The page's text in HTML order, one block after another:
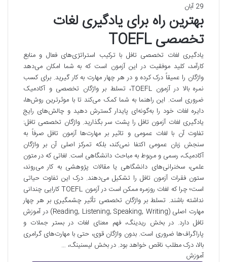
29 آبان
بهترین راه برای یادگیری لغات
تخصصی TOEFL
یادگیری لغات تخصصی تافل با ترکیب استراتژی‌های فعال و منابع
کارآمد، کلید موفقیت در این آزمون است که به شما امکان می‌دهد
واژگان را عمیقاً درک کرده و در هر چهار مهارت به کار گیرید. برای کسب
نمره بالا در آزمون TOEFL، تسلط بر واژگان تخصصی و آکادمیک
ضروری است. این راهنما به شما کمک می‌کند تا با موثرترین روش‌ها،
دایره لغات خود را به‌گونه‌ای پایدار گسترش دهید و چالش‌های رایج
یادگیری لغات آزمون تافل را پشت سر بگذارید. واژگان تخصصی تافل:
تفاوت آن با لغات عمومی و تاثیر بر مهارت‌ها آزمون تافل صرفاً به
سنجش زبان عمومی اکتفا نمی‌کند، بلکه تمرکز اصلی آن بر واژگان
آکادمیک، رسمی و مربوط به مباحث دانشگاهی است. لغاتی که در متون
علمی، سخنرانی‌های دانشگاهی یا مقالات پژوهشی به کار می‌روند،
ستون فقرات آزمون تافل را تشکیل می‌دهند. درک این تفاوت حیاتی
است؛ چرا که لغات روزمره ممکن است در آزمون TOEFL کارایی چندانی
نداشته باشند. تسلط بر واژگان تخصصی تأثیر چشمگیری بر هر چهار
مهارت اصلی (Reading, Listening, Speaking, Writing) در آموزش
تافل دارد. در بخش ریدینگ، فهم معنای لغات در بستر جملات و
پاراگراف‌ها ضروری است. بدون واژگان قوی، حتی با مهارت‌های گرامری
بالا، درک مطلب ناقص خواهد بود. در بخش لیسنینگ، …
آموزش